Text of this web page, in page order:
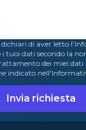
di aver letto
tuoi dati secondo la
dei miei dati
indicato
Invia richiesta